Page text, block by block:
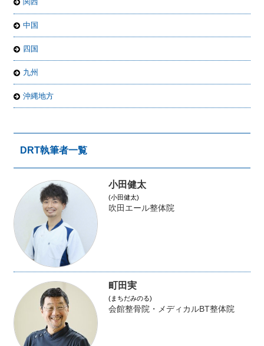
中国
四国
九州
沖縄地方
DRT執筆者一覧
小田健太
(小田健太)
吹田エール整体院
町田実
(まちだみのる)
会館整骨院・メディカルBT整体院